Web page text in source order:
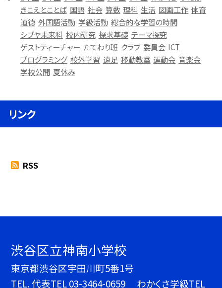
きこえとことば 国語 社会 算数 理科 生活 図画工作 体育
道徳 外国語活動 学級活動 総合的な学習の時間
シブヤ未来科 校内研究 探求基礎 テーマ探究
ゲストティーチャー たてわり班 クラブ 委員会 ICT
プログラミング 校外学習 遠足 移動教室 運動会 音楽会
学校公開 夏休み
リンク
RSS
渋谷区立神南小学校
東京都渋谷区宇田川町5番1号
TEL.代表TEL 03-3464-0659 わかくさ学級TEL